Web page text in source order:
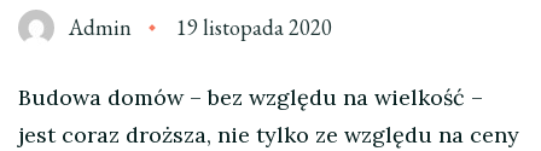
Admin 19 listopada 2020
Budowa domów – bez względu na wielkość –
jest coraz droższa, nie tylko ze względu na ceny